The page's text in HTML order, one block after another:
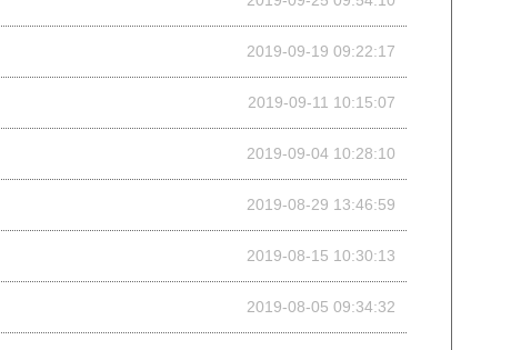
2019-09-19 09:22:17
2019-09-11 10:15:07
2019-09-04 10:28:10
2019-08-29 13:46:59
2019-08-15 10:30:13
2019-08-05 09:34:32